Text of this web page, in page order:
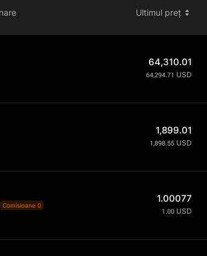
Ultimul preț
64,310.01
64,294.71 USD
1,899.01
1,898.55 USD
Comisioane 0
1.00077
1.00 USD